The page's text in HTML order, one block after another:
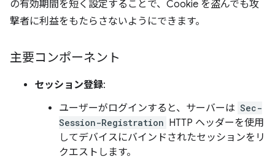
の有効期間を短く設定することで、Cookie を盗んでも攻
撃者に利益をもたらさないようにできます。
主要コンポーネント
セッション登録:
ユーザーがログインすると、サーバーは Sec-
Session-Registration HTTP ヘッダーを使用
してデバイスにバインドされたセッションをリ
クエストします。